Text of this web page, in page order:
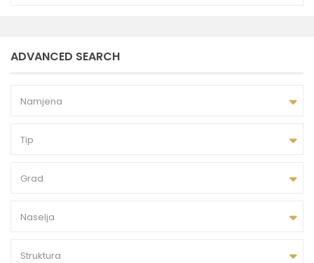
ADVANCED SEARCH
Namjena
Tip
Grad
Naselja
Struktura